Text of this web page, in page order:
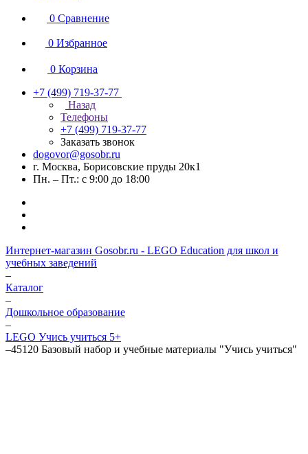
0 Сравнение
0 Избранное
0 Корзина
+7 (499) 719-37-77
Назад
Телефоны
+7 (499) 719-37-77
Заказать звонок
dogovor@gosobr.ru
г. Москва, Борисовские пруды 20к1
Пн. – Пт.: с 9:00 до 18:00
Интернет-магазин Gosobr.ru - LEGO Education для школ и
учебных заведений
–
Каталог
–
Дошкольное образование
–
LEGO Учись учиться 5+
–45120 Базовый набор и учебные материалы "Учись учиться"